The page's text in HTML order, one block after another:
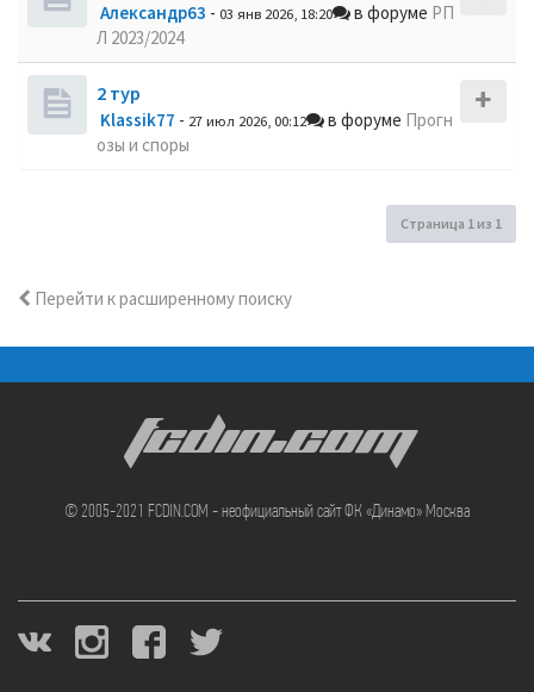
Александр63 - 03 янв 2026, 18:20 в форуме РП
Л 2023/2024
2 тур
Klassik77 - 27 июл 2026, 00:12 в форуме Прогн
озы и споры
Страница 1из 1
Перейти к расширенному поиску
FCDIN.COM
© 2005-2021 FCDIN.COM - неофициальный сайт ФК «Динамо» Москва